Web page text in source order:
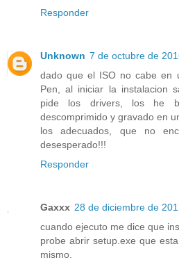
Responder
Unknown 7 de octubre de
dado que el ISO no cabe en
Pen, al iniciar la instalacion
pide los drivers, los he
descomprimido y gravado en
los adecuados, que no
desesperado!!!
Responder
Gaxxx 28 de diciembre de
cuando ejecuto me dice que
probe abrir setup.exe que
mismo.